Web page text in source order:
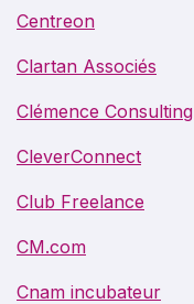
Centreon
Clartan Associés
Clémence Consulting
CleverConnect
Club Freelance
CM.com
Cnam incubateur